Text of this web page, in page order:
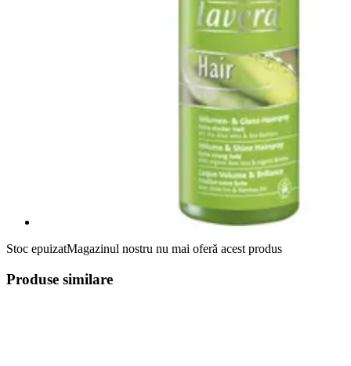
Stoc epuizatMagazinul nostru nu mai oferă acest produs
Produse similare